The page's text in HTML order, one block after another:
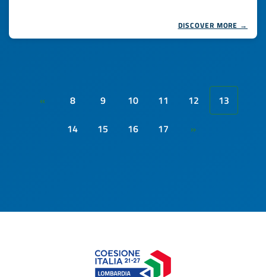
DISCOVER MORE →
« 8 9 10 11 12
13
14
15 16 17 »